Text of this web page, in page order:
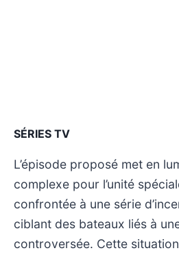
SÉRIES TV
L’épisode proposé met en
complexe pour l’unité
confrontée à une série
ciblant des bateaux liés à
controversée. Cette